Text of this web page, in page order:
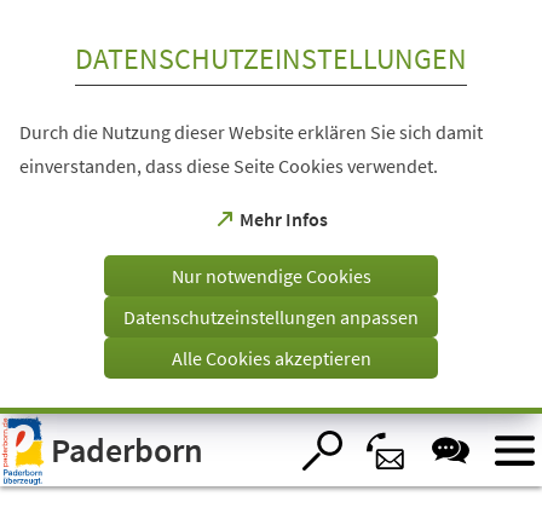
Visuelle
Assistenzsoftware
öffnen.
DATENSCHUTZEINSTELLUNGEN
Durch die Nutzung dieser Website erklären Sie sich damit
einverstanden, dass diese Seite Cookies verwendet.
Mehr Infos
(Öffnet
einem
Tab)
Nur notwendige Cookies
Datenschutzeinstellungen anpassen
Alle Cookies akzeptieren
Paderborn